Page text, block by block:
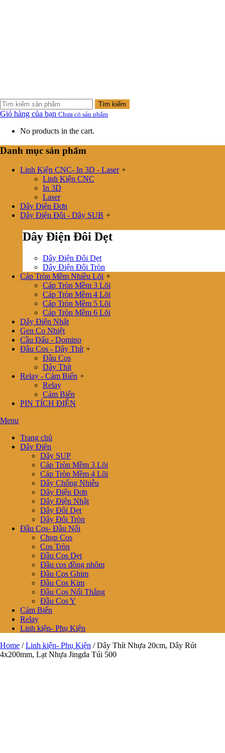
Tìm kiếm
Giỏ hàng của bạn Chưa có sản phẩm
No products in the cart.
Danh mục sản phẩm
Linh Kiện CNC- In 3D - Laser +
Linh Kiện CNC
In 3D
Laser
Dây Điện Đơn
Dây Điện Đôi - Dây SUB +
Dây Điện Đôi Dẹt
Dây Điện Đôi Dẹt
Dây Điện Đôi Tròn
Cáp Tròn Mềm Nhiều Lõi +
Cáp Tròn Mềm 3 Lõi
Cáp Tròn Mềm 4 Lõi
Cáp Tròn Mềm 5 Lõi
Cáp Tròn Mềm 6 Lõi
Dây Điện Nhật
Gen Co Nhiệt
Cầu Đấu - Domino
Đầu Cos - Dây Thít +
Đầu Cos
Dây Thít
Relay - Cảm Biến +
Relay
Cảm Biến
PIN TÍCH ĐIỆN
Menu
Trang chủ
Dây Điện
Dây SUP
Cáp Tròn Mềm 3 Lõi
Cáp Tròn Mềm 4 Lõi
Dây Chống Nhiễu
Dây Điện Đơn
Dây Điện Nhật
Dây Đôi Dẹt
Dây Đôi Tròn
Đầu Cos- Đầu Nối
Chụp Cos
Cos Tròn
Đầu Cos Dẹt
Đầu cos đồng nhôm
Đầu Cos Ghim
Đầu Cos Kim
Đầu Cos Nối Thẳng
Đầu Cos Y
Cảm Biến
Relay
Linh kiện- Phụ Kiện
Home /Linh kiện- Phụ Kiện / Dây Thít Nhựa 20cm, Dây Rút
4x200mm, Lạt Nhựa Jingda Túi 500